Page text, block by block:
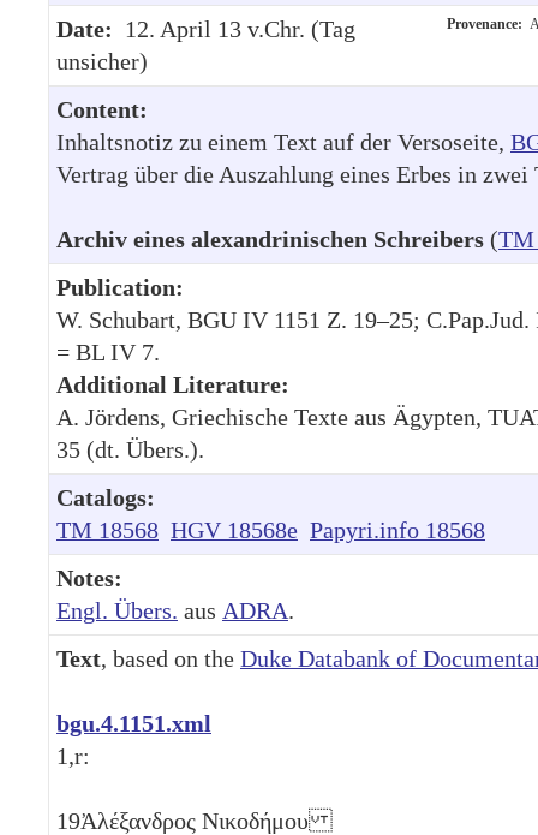
Date: 12. April 13 v.Chr. (Tag
unsicher)
Provenance:
Content:
Inhaltsnotiz zu einem Text auf der Versoseite,
Vertrag über die Auszahlung eines Erbes in zwei
Archiv eines alexandrinischen Schreibers (TM
Publication:
W. Schubart, BGU IV 1151 Z. 19–25;
= BL IV 7.
Additional Literature:
A. Jördens, Griechische Texte aus Ägypten,
35 (dt. Übers.).
Catalogs:
TM 18568 HGV 18568e Papyri.info 18568
Notes:
Engl. Übers. aus ADRA.
Text, based on the Duke Databank of
bgu.4.1151.xml
1,r:
19Ἀλέξανδρος Νικοδήμου